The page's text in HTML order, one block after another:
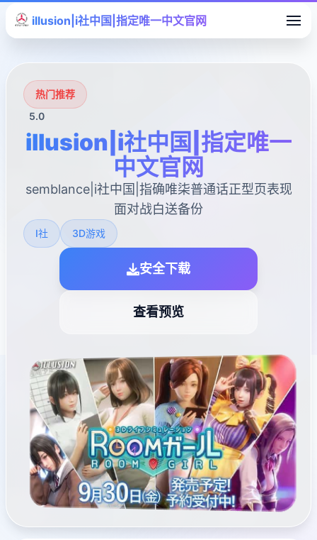
illusion|i社中国|指定唯一中文官网
热门推荐
5.0
illusion|i社中国|指定唯一
中文官网
semblance|i社中国|指确唯柒普通话正型页表现
面对战白送备份
I社 3D游戏
安全下载
查看预览